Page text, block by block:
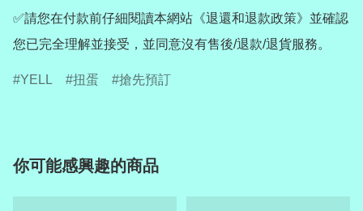
✅請您在付款前仔細閱讀本網站《退還和退款政策》並確認
您已完全理解並接受，並同意沒有售後/退款/退貨服務。
YELL 扭蛋 搶先預訂
你可能感興趣的商品